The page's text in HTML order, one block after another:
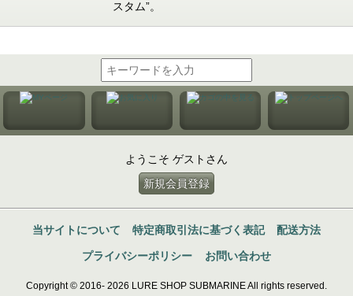
スタム”。
ようこそ ゲストさん
新規会員登録
当サイトについて 特定商取引法に基づく表記 配送方法
プライバシーポリシー お問い合わせ
Copyright © 2016- 2026 LURE SHOP SUBMARINE All rights reserved.